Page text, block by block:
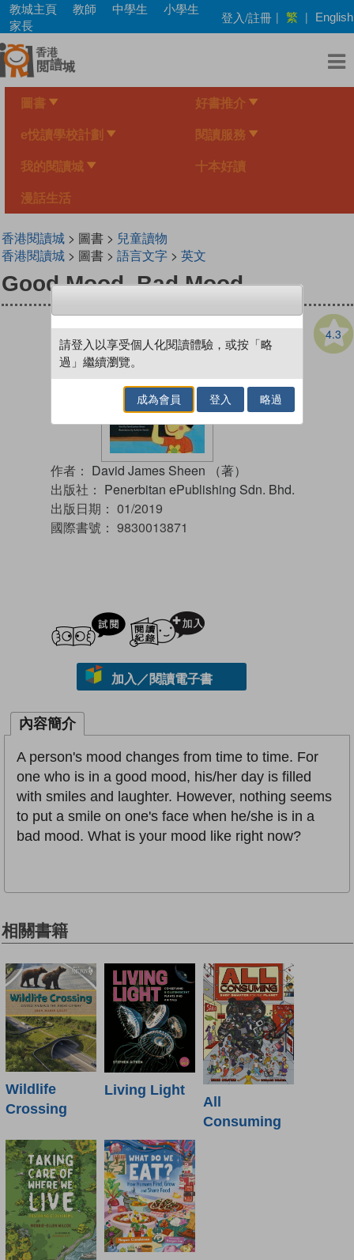
Skip
main
content
教城主頁 教師 中學生
小學生
家長
登入/註冊 | 繁 | English
圖書 好書推介
e悅讀學校計劃 閱讀服務
我的閱讀城 十本好讀
漫話生活
香港閱讀城> 圖書 > 兒童讀物
香港閱讀城> 圖書 > 語言文字> 英文
Good Mood, Bad Mood
4.3
作者： David James Sheen （著）
出版社： Penerbitan ePublishing Sdn. Bhd.
出版日期： 01/2019
國際書號： 9830013871
試閲
加入／閱讀電子書
內容簡介
A person's mood changes from time to time. For
one who is in a good mood, his/her day is filled
with smiles and laughter. However, nothing seems
to put a smile on one's face when he/she is in a
bad mood. What is your mood like right now?
相關書籍
Wildlife
Crossing
Living Light
All
Consuming
請登入以享受個人化閱讀體驗，或按「略
過」繼續瀏覽。
成為會員 登入 略過